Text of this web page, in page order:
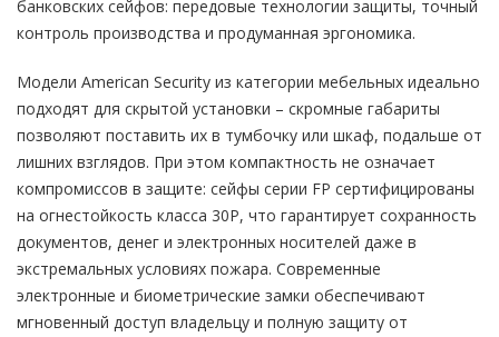
банковских сейфов: передовые технологии защиты, точный
контроль производства и продуманная эргономика.
Модели American Security из категории мебельных идеально
подходят для скрытой установки – скромные габариты
позволяют поставить их в тумбочку или шкаф, подальше от
лишних взглядов. При этом компактность не означает
компромиссов в защите: сейфы серии FP сертифицированы
на огнестойкость класса 30P, что гарантирует сохранность
документов, денег и электронных носителей даже в
экстремальных условиях пожара. Современные
электронные и биометрические замки обеспечивают
мгновенный доступ владельцу и полную защиту от